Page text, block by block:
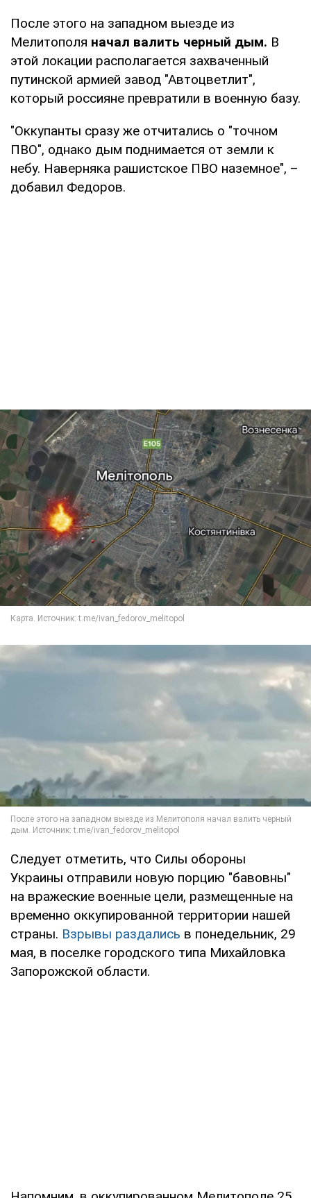
После этого на западном выезде из
Мелитополя начал валить черный дым. В
этой локации располагается захваченный
путинской армией завод "Автоцветлит",
который россияне превратили в военную базу.
"Оккупанты сразу же отчитались о "точном
ПВО", однако дым поднимается от земли к
небу. Наверняка рашистское ПВО наземное", –
добавил Федоров.
Следует отметить, что Силы обороны
Украины отправили новую порцию "бавовны"
на вражеские военные цели, размещенные на
временно оккупированной территории нашей
страны. Взрывы раздались в понедельник, 29
мая, в поселке городского типа Михайловка
Запорожской области.